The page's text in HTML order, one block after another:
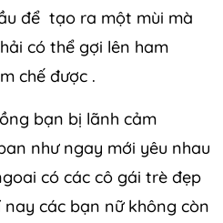
để tạo ra một mùi mà
có thể gợi lên ham
chế được .
bạn bị lãnh cảm
như ngay mới yêu nhau
có các cô gái trè đẹp
các bạn nữ không còn